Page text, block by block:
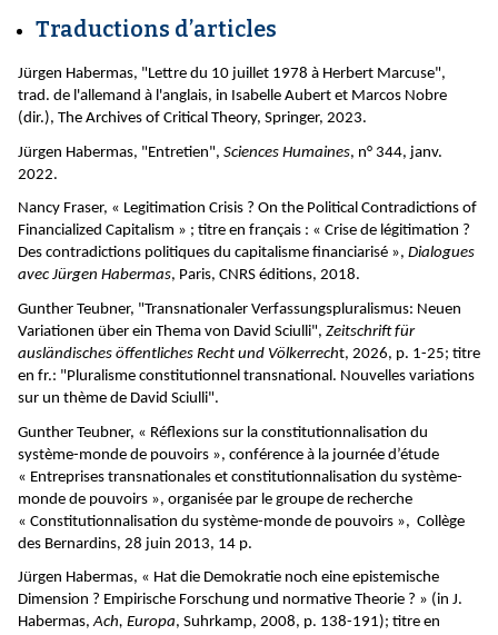
Traductions d’articles
Jürgen Habermas, "Lettre du 10 juillet 1978 à Herbert Marcuse",
trad. de l'allemand à l'anglais, in Isabelle Aubert et Marcos Nobre
(dir.), The Archives of Critical Theory, Springer, 2023.
Jürgen Habermas, "Entretien", Sciences Humaines, n° 344, janv.
2022.
Nancy Fraser, « Legitimation Crisis ? On the Political Contradictions of
Financialized Capitalism » ; titre en français : « Crise de légitimation ?
Des contradictions politiques du capitalisme financiarisé », Dialogues
avec Jürgen Habermas, Paris, CNRS éditions, 2018.
Gunther Teubner, "Transnationaler Verfassungspluralismus: Neuen
Variationen über ein Thema von David Sciulli", Zeitschrift für
ausländisches öffentliches Recht und Völkerrecht, 2026, p. 1-25; titre
en fr.: "Pluralisme constitutionnel transnational. Nouvelles variations
sur un thème de David Sciulli".
Gunther Teubner, « Réflexions sur la constitutionnalisation du
système-monde de pouvoirs », conférence à la journée d’étude
« Entreprises transnationales et constitutionnalisation du système-
monde de pouvoirs », organisée par le groupe de recherche
« Constitutionnalisation du système-monde de pouvoirs », Collège
des Bernardins, 28 juin 2013, 14 p.
Jürgen Habermas, « Hat die Demokratie noch eine epistemische
Dimension ? Empirische Forschung und normative Theorie ? » (in J.
Habermas,Ach, Europa, Suhrkamp, 2008, p. 138-191); titre en